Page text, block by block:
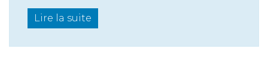
Lire la suite